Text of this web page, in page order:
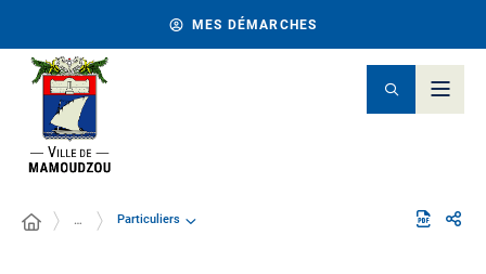
MES DÉMARCHES
… Particuliers